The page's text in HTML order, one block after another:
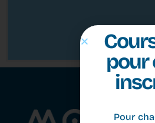
pour
Pour